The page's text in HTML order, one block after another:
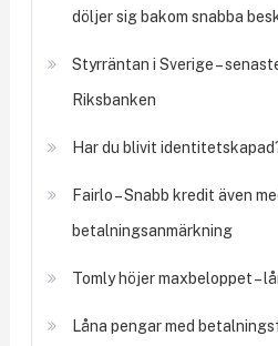
döljer sig bakom snabba
Styrräntan i Sverige –
Riksbanken
Har du blivit
Fairlo – Snabb kredit även
betalningsanmärkning
Tomly höjer maxbeloppet –
Låna pengar med